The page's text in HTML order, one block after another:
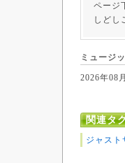
ページ
しどし
ミュージ
2026年08
関連タ
ジャスト